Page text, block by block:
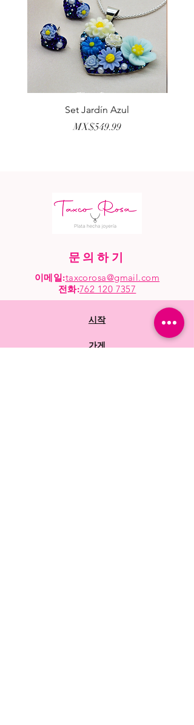
Set Jardín Azul
가격
MX$549.99
문의하기
이메일:taxcorosa@gmail.com
전화:762 120 7357
시작
가게